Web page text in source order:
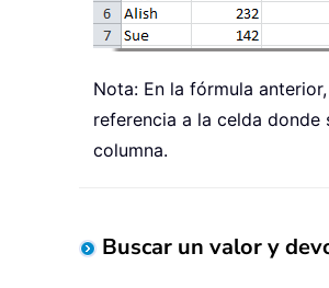
Nota: En la fórmula
referencia a la celda donde
columna.
Buscar un valor y